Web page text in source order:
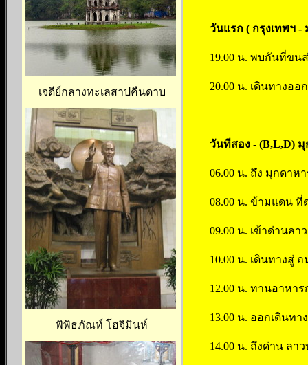
เจดีย์กลางทะเลสาปคืนดาบ
พิพิธภัณท์ โฮจิมินห์
วันแรก ( กรุงเทพฯ -
19.00 น. พบกันที่ขน
20.00 น. เดินทางอ
วันทีสอง - (B,L,D)
06.00 น. ถึง มุกดาห
08.00 น. ข้ามแดน ที่
09.00 น. เข้าด่านล
10.00 น. เดินทางสู่
12.00 น. ทานอาหา
13.00 น. ออกเดินท
14.00 น. ถึงด่าน ลา